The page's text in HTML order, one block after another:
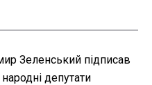
Зеленський підписав
депутати